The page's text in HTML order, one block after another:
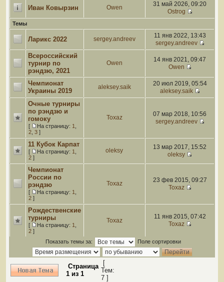
Иван Ковырзин Owen
31 май 2026, 09:20
Ostrog
Темы
Ларикс 2022 sergey.andreev
11 янв 2022, 13:43
sergey.andreev
Всероссийский
турнир по
рэндзю, 2021
Owen
14 янв 2021, 09:47
Owen
Чемпионат
Украины 2019
aleksey.saik
20 июл 2019, 05:54
aleksey.saik
Очные турниры
по рэндзю и
гомоку
[ На страницу: 1
2 3 ]
Toxaz
07 мар 2018, 10:56
sergey.andreev
11 Кубок Карпат
[ На страницу: 1
2 ]
oleksy
13 мар 2017, 15:52
oleksy
Чемпионат
России по
рэндзю
[ На страницу: 1
2 ]
Toxaz
23 фев 2015, 09:27
Toxaz
Рождественские
турниры
[ На страницу: 1
2 ]
Toxaz
11 янв 2015, 07:42
Toxaz
Показать темы за: Поле сортировки
Страница
1 из 1
[
Тем:
7 ]